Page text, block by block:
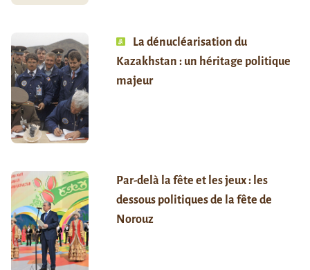
La dénucléarisation du
Kazakhstan : un héritage politique
majeur
Par-delà la fête et les jeux : les
dessous politiques de la fête de
Norouz